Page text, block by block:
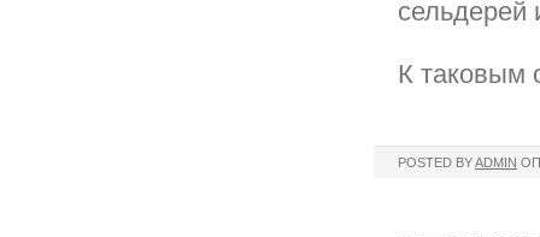
сельдерей
К таковым
POSTED BYADMIN